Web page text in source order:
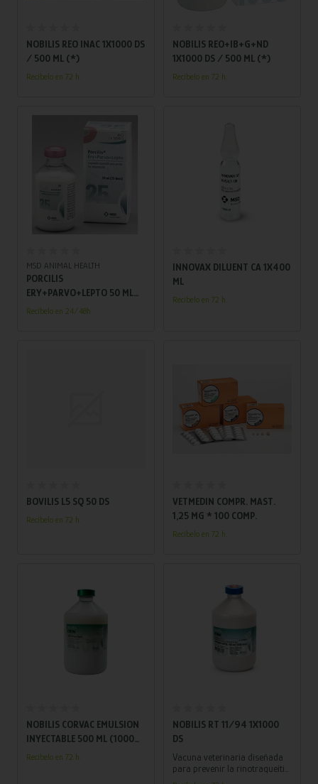
NOBILIS REO INAC 1X1000 DS
/ 500 ML (*)
Recíbelo en 72 h.
NOBILIS REO+IB+G+ND
1X1000 DS / 500 ML (*)
Recíbelo en 72 h.
MSD ANIMAL HEALTH
PORCILIS
ERY+PARVO+LEPTO 50 ML
(25 DS)
Recíbelo en 24/48h
INNOVAX DILUENT CA 1X400
ML
Recíbelo en 72 h.
BOVILIS L5 SQ 50 DS
Recíbelo en 72 h.
VETMEDIN COMPR. MAST.
1,25 MG * 100 COMP.
Recíbelo en 72 h.
NOBILIS CORVAC EMULSION
INYECTABLE 500 ML (1000
DS)
Recíbelo en 72 h.
NOBILIS RT 11/94 1X1000
DS
Vacuna veterinaria diseñada
para prevenir la rinotraqueítis
aviar cepa 11/94 en aves de